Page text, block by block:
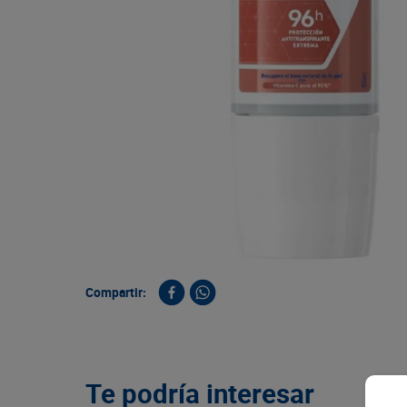
Compartir:
Te podría interesar